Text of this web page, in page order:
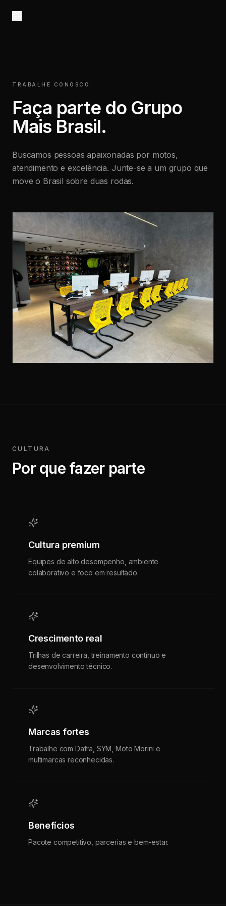
TRABALHE CONOSCO
Faça parte do Grupo
Mais Brasil.
Buscamos pessoas apaixonadas por motos,
atendimento e excelência. Junte-se a um grupo que
move o Brasil sobre duas rodas.
CULTURA
Por que fazer parte
Cultura premium
Equipes de alto desempenho, ambiente
colaborativo e foco em resultado.
Crescimento real
Trilhas de carreira, treinamento contínuo e
desenvolvimento técnico.
Marcas fortes
Trabalhe com Dafra, SYM, Moto Morini e
multimarcas reconhecidas.
Benefícios
Pacote competitivo, parcerias e bem-estar.